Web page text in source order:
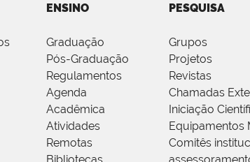
ENSINO
Graduação
Pós-Graduação
Regulamentos
Agenda
Acadêmica
Atividades
Remotas
Bibliotecas
PESQUISA
Grupos
Projetos
Revistas
Chamadas
Iniciação
Equipamentos
Comitês